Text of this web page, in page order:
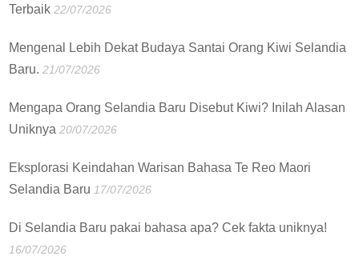
Terbaik 22/07/2026
Mengenal Lebih Dekat Budaya Santai Orang Kiwi Selandia
Baru. 21/07/2026
Mengapa Orang Selandia Baru Disebut Kiwi? Inilah Alasan
Uniknya 20/07/2026
Eksplorasi Keindahan Warisan Bahasa Te Reo Maori
Selandia Baru 17/07/2026
Di Selandia Baru pakai bahasa apa? Cek fakta uniknya!
16/07/2026